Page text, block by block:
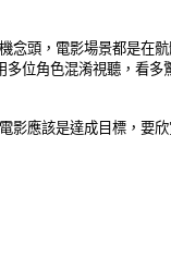
頭，電影場景都是在
位角色混淆視聽，看
應該是達成目標，要